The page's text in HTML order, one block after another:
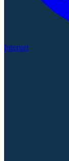
Internet